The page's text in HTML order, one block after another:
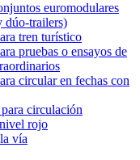
euromodulares
dúo-trailers)
tren turístico
pruebas o ensayos de
circular en fechas con
circulación
rojo
vía